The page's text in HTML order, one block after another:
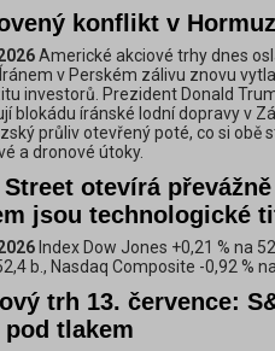
konflikt v
Americké akciové trhy dnes
v Perském zálivu znovu
investorů. Prezident Donald
blokádu íránské lodní dopravy v
průliv otevřený poté, co si obě
a dronové útoky.
otevírá
jsou technologické
Index Dow Jones +0,21 % na
b., Nasdaq Composite -0,92 %
trh 13. července:
pod tlakem